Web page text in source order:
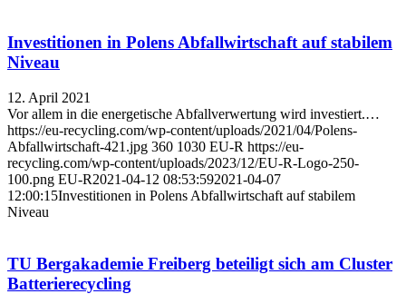
Investitionen in Polens Abfallwirtschaft auf stabilem
Niveau
12. April 2021
Vor allem in die energetische Abfallverwertung wird investiert.…
https://eu-recycling.com/wp-content/uploads/2021/04/Polens-
Abfallwirtschaft-421.jpg 360 1030 EU-R https://eu-
recycling.com/wp-content/uploads/2023/12/EU-R-Logo-250-
100.png EU-R2021-04-12 08:53:592021-04-07
12:00:15Investitionen in Polens Abfallwirtschaft auf stabilem
Niveau
TU Bergakademie Freiberg beteiligt sich am Cluster
Batterierecycling